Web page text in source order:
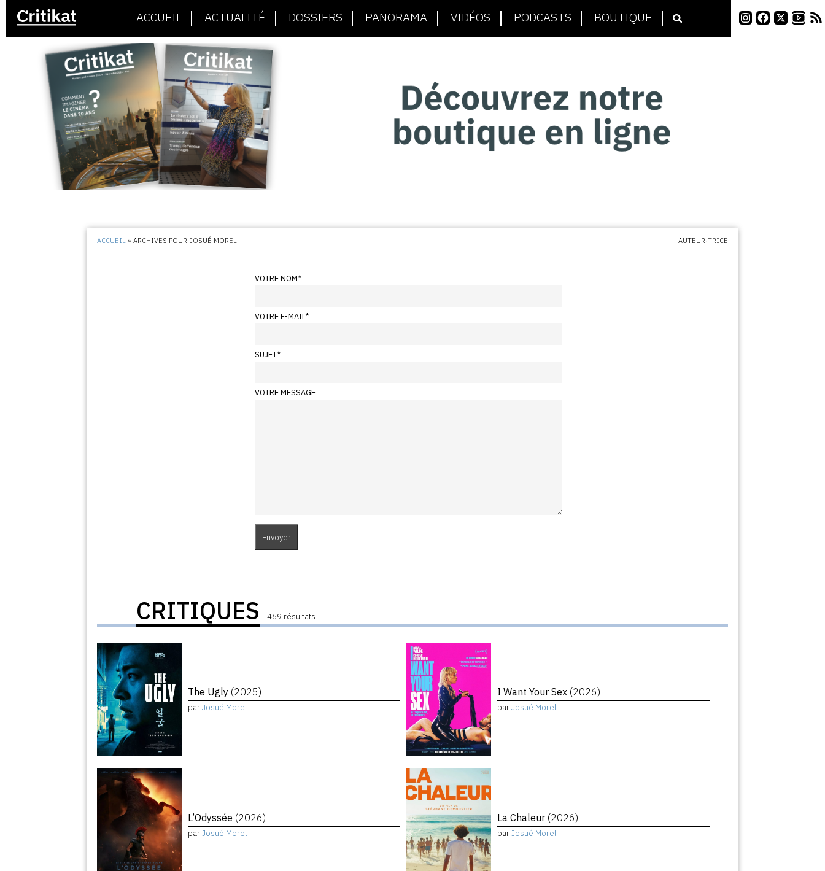
ACCUEIL ACTUALITÉ DOSSIERS PANORAMA VIDÉOS PODCASTS BOUTIQUE
ACCUEIL »ARCHIVES POUR JOSUÉ MOREL AUTEUR·TRICE
VOTRE NOM*
VOTRE E-MAIL*
SUJET*
VOTRE MESSAGE
CRITIQUES 469 résultats
The Ugly (2025)
parJosué Morel
I Want Your Sex (2026)
parJosué Morel
L’Odyssée (2026)
parJosué Morel
La Chaleur (2026)
parJosué Morel